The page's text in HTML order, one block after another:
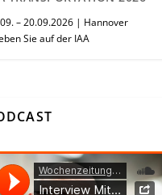
– 20.09.2026 | Hannover
Sie auf der IAA